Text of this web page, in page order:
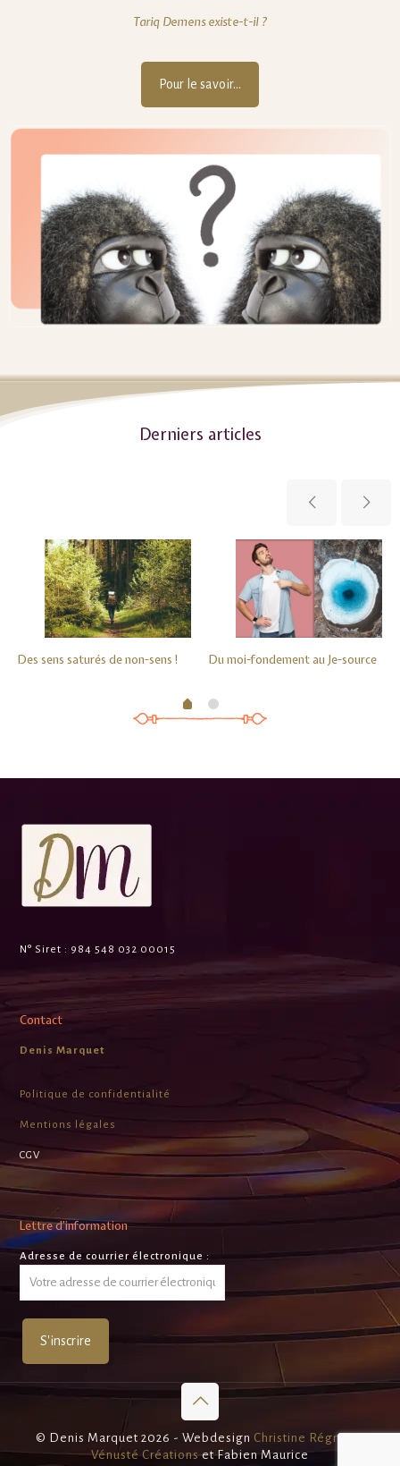
Tariq Demens existe-t-il ?
Pour le savoir...
Derniers articles
Des sens saturés de non-sens ! Du moi-fondement au Je-source
N° Siret : 984 548 032 00015
Contact
Denis Marquet
Politique de confidentialité
Mentions légales
CGV
Lettre d’information
Adresse de courrier électronique :
© Denis Marquet 2026 - Webdesign Christine Régnier -
Vénusté Créationset Fabien Maurice